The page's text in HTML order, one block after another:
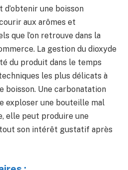
une boisson
aux arômes et
que l’on retrouve dans la
La gestion du dioxyde
du produit dans le temps
les plus délicats à
boisson. Une carbonatation
exploser une bouteille mal
elle peut produire une
son intérêt gustatif après